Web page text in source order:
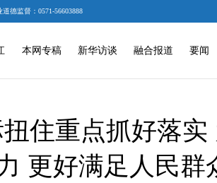
道德监督：0571-56603888
本网专稿 新华访谈 融合报道 要闻
住重点抓好落
更好满足人民群